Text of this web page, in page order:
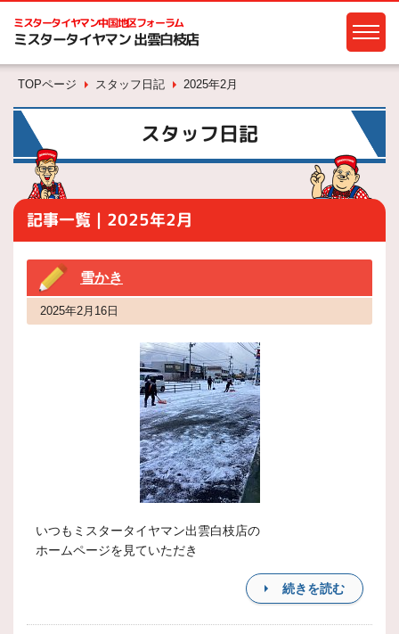
ミスタータイヤマン中国地区フォーラム
ミスタータイヤマン 出雲白枝店
TOPページ スタッフ日記 2025年2月
スタッフ日記
記事一覧｜2025年2月
雪かき
2025年2月16日
いつもミスタータイヤマン出雲白枝店の
ホームページを見ていただき
続きを読む